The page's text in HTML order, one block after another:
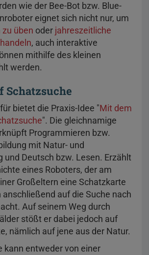
wie der Bee-Bot bzw. Blue-
eignet sich nicht nur, um
zu üben oder jahreszeitliche
, auch interaktive
mithilfe des kleinen
werden.
Schatzsuche
bietet die Praxis-Idee "Mit dem
". Die gleichnamige
Programmieren bzw.
mit Natur- und
und Deutsch bzw. Lesen. Erzählt
eines Roboters, der am
Großeltern eine Schatzkarte
auf die Suche nach
Auf seinem Weg durch
stößt er dabei jedoch auf
nämlich auf jene aus der Natur.
kann entweder von einer